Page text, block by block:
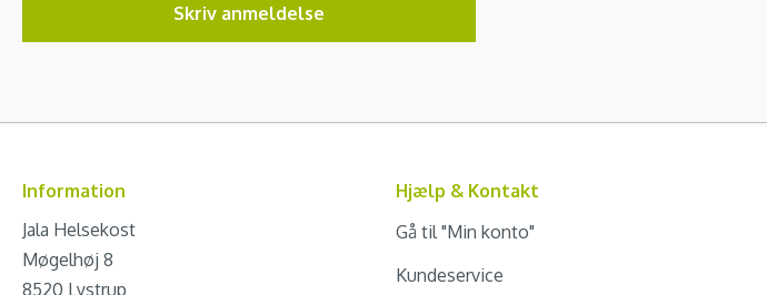
Skriv anmeldelse
Information
Jala Helsekost
Møgelhøj 8
8520 Lystrup
Hjælp & Kontakt
Gå til "Min konto"
Kundeservice